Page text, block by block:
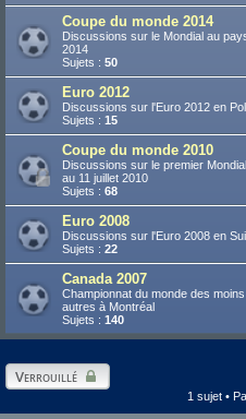
Coupe du monde 2014
Discussions sur le Mondial au
2014
Sujets : 50
Euro 2012
Discussions sur l'Euro 2012 en
Sujets : 15
Coupe du monde 2010
Discussions sur le premier
au 11 juillet 2010
Sujets : 68
Euro 2008
Discussions sur l'Euro 2008 en
Sujets : 22
Canada 2007
Championnat du monde des
autres à Montréal
Sujets : 140
Verrouillé
1 sujet •